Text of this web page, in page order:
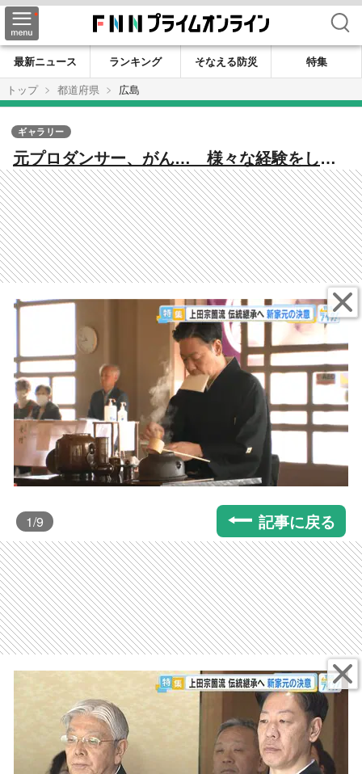
検索
最新ニュース ランキング そなえる防災
特集
トップ
都道府県 広島
元プロダンサー、がん… 様々な経験をした
新家元の挑戦【広島発】
ギャラリー
1/9 記事に戻る